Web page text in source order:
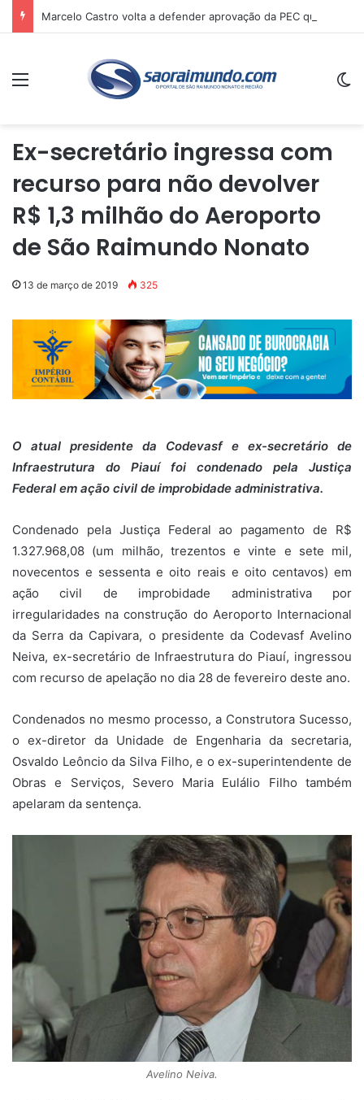
Menu
Ex-secretário ingressa com
recurso para não devolver
R$ 1,3 milhão do Aeroporto
de São Raimundo Nonato
13 de março de 2019 325
O atual presidente da Codevasf e ex-secretário de
Infraestrutura do Piauí foi condenado pela Justiça
Federal em ação civil de improbidade administrativa.
Condenado pela Justiça Federal ao pagamento de R$
1.327.968,08 (um milhão, trezentos e vinte e sete mil,
novecentos e sessenta e oito reais e oito centavos) em
ação civil de improbidade administrativa por
irregularidades na construção do Aeroporto Internacional
da Serra da Capivara, o presidente da Codevasf Avelino
Neiva, ex-secretário de Infraestrutura do Piauí, ingressou
com recurso de apelação no dia 28 de fevereiro deste ano.
Condenados no mesmo processo, a Construtora Sucesso,
o ex-diretor da Unidade de Engenharia da secretaria,
Osvaldo Leôncio da Silva Filho, e o ex-superintendente de
Obras e Serviços, Severo Maria Eulálio Filho também
apelaram da sentença.
Avelino Neiva.